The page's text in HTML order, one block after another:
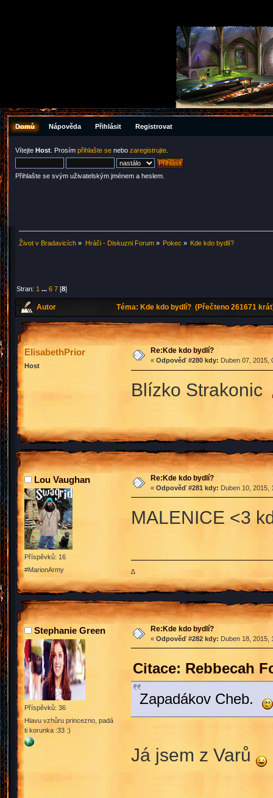
Domů Nápověda Přihlásit Registrovat
Vítejte Host . Prosím přihlašte se nebo zaregistrujte
Přihlašte se svým uživatelským jménem a heslem.
Život v Bradavicích » Hráči - Diskuzni Forum» Pokec » Kde kdo bydlí?
Stran: 1 ...6 7 [8]
Autor Téma: Kde kdo bydlí? (Přečteno 261671
ElisabethPrior
Host
Re:Kde kdo bydlí?
« Odpověď #280 kdy: Duben 07, 2015,
Blízko Strakonic
Lou Vaughan
Příspěvků: 16
#MarionArmy
Re:Kde kdo bydlí?
« Odpověď #281 kdy: Duben 10, 2015,
MALENICE <3
∆
Stephanie Green
Příspěvků: 36
Hlavu vzhůru princezno, padá
ti korunka :33 :)
Re:Kde kdo bydlí?
« Odpověď #282 kdy: Duben 18, 2015,
Citace: Rebbecah
Zapadákov Cheb.
Já jsem z Varů